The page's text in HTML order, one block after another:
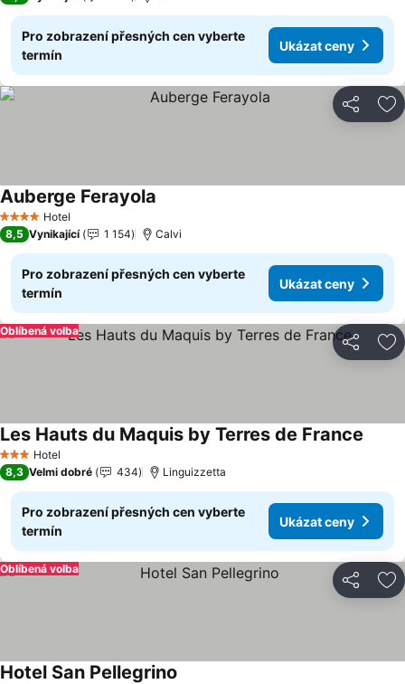
Pro zobrazení přesných cen vyberte
termín
Ukázat ceny
Sdílet
4 Počet hvězdiček
Hotel
Auberge Ferayola
8,5 Vynikající 1 154 Calvi
Pro zobrazení přesných cen vyberte
termín
Ukázat ceny
Sdílet
Oblíbená volba
3 Počet hvězdiček
Hotel
Les Hauts du Maquis by Terres de France
8,3 Velmi dobré 434 Linguizzetta
Pro zobrazení přesných cen vyberte
termín
Ukázat ceny
Sdílet
Oblíbená volba
Hotel San Pellegrino